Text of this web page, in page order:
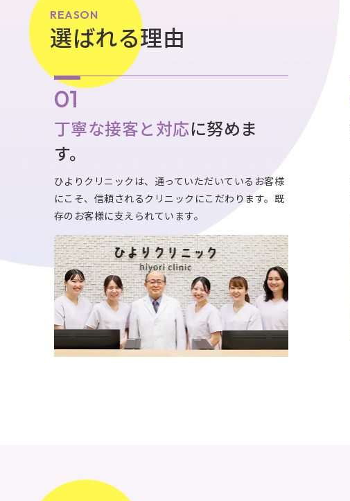
REASON
選ばれる理由
丁寧な接客と対応に努めま
す。
ひよりクリニックは、通っていただいているお客様
にこそ、信頼されるクリニックにこだわります。既
存のお客様に支えられています。